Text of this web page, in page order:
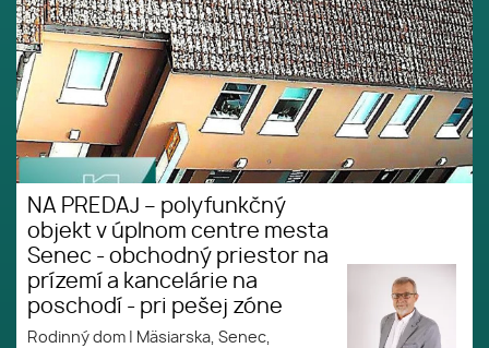
NA PREDAJ – polyfunkčný
objekt v úplnom centre mesta
Senec - obchodný priestor na
prízemí a kancelárie na
poschodí - pri pešej zóne
Rodinný dom Mäsiarska, Senec,